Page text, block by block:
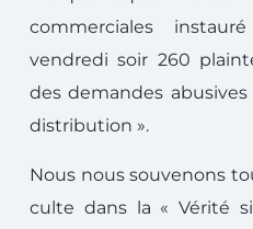
commerciales
vendredi soir 260
des demandes
distribution ».
Nous nous souvenons
culte dans la « Vérité